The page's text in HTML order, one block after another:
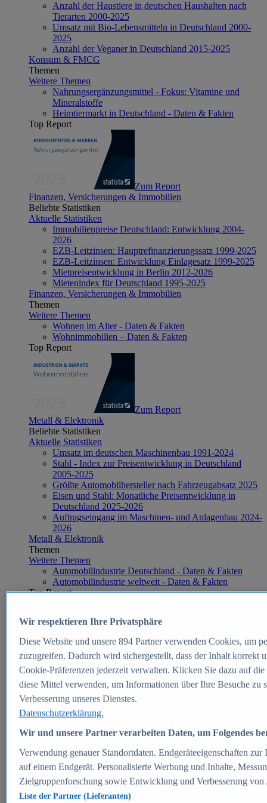
Anzahl der Haustiere in deutschen Haushalten nach
Tierarten 2000-2025
Umsatz mit Bio-Lebensmitteln in Deutschland 2000-
2025
Anzahl der Veganer in Deutschland 2015-2025
Konsum & FMCG
Themen
Weitere Themen
Nahrungsergänzungsmittel - Fokus: Vitamine und
Mineralstoffe
Heimtiermarkt in Deutschland - Daten & Fakten
Top Report
Zum Report
Finanzen, Versicherungen & Immobilien
Beliebte Statistiken
Aktuelle Statistiken
Immobilienpreise Deutschland: Entwicklung 2004-
2026
EZB-Leitzinsen: Hauptrefinanzierungssatz 1999-2025
EZB-Leitzinsen: Entwicklung Einlagesatz 1999-2025
Mietpreisentwicklung in Berlin 2012-2026
Mietenindex für Deutschland 1995-2025
Finanzen, Versicherungen & Immobilien
Themen
Weitere Themen
Wohnen im Alter - Daten & Fakten
Wohnimmobilien – Daten & Fakten
Top Report
Zum Report
Metall & Elektronik
Beliebte Statistiken
Aktuelle Statistiken
Umsatz im deutschen Maschinenbau 1991-2024
Stahl - Index zur Preisentwicklung in Deutschland
2005-2025
Größte Automobilhersteller nach Fahrzeugabsatz 2025
Eisen und Stahl: Monatliche Preisentwicklung in
Deutschland 2025-2026
Auftragseingang im Maschinen- und Anlagenbau 2024-
2026
Metall & Elektronik
Themen
Weitere Themen
Automobilindustrie Deutschland - Daten & Fakten
Automobilindustrie weltweit - Daten & Fakten
Top Report
Zum Report
E-commerce
Beliebte Statistiken
Aktuelle Statistiken
E-Commerce - Entwicklung des Umsatzes in
Deutschland 1999-2025
Umsatz von Amazon in Deutschland und weltweit
2010-2025
B2C-E-Commerce: Top-50 Online Shops in
Deutschland 2024
Marktanteile von Online-Zahlungsverfahren in
Deutschland 2024
Umsatzstarke Warengruppen im Online-Handel in
Deutschland 2023-2025
Wir respektieren Ihre Privatsphäre
Diese Website und unsere 894Partner verwenden Cookies, um
zuzugreifen. Dadurch wird sichergestellt, dass der Inhalt korrekt
Cookie-Präferenzen jederzeit verwalten. Klicken Sie dazu auf
diese Mittel verwenden, um Informationen über Ihre Besuche
Verbesserung unseres Dienstes.
Datenschutzerklärung.
Wir und unsere Partner verarbeiten Daten, um Folgendes
Verwendung genauer Standortdaten. Endgeräteeigenschaften
auf einem Endgerät. Personalisierte Werbung und Inhalte,
Zielgruppenforschung sowie Entwicklung und Verbesserung von
Liste der Partner (Lieferanten)